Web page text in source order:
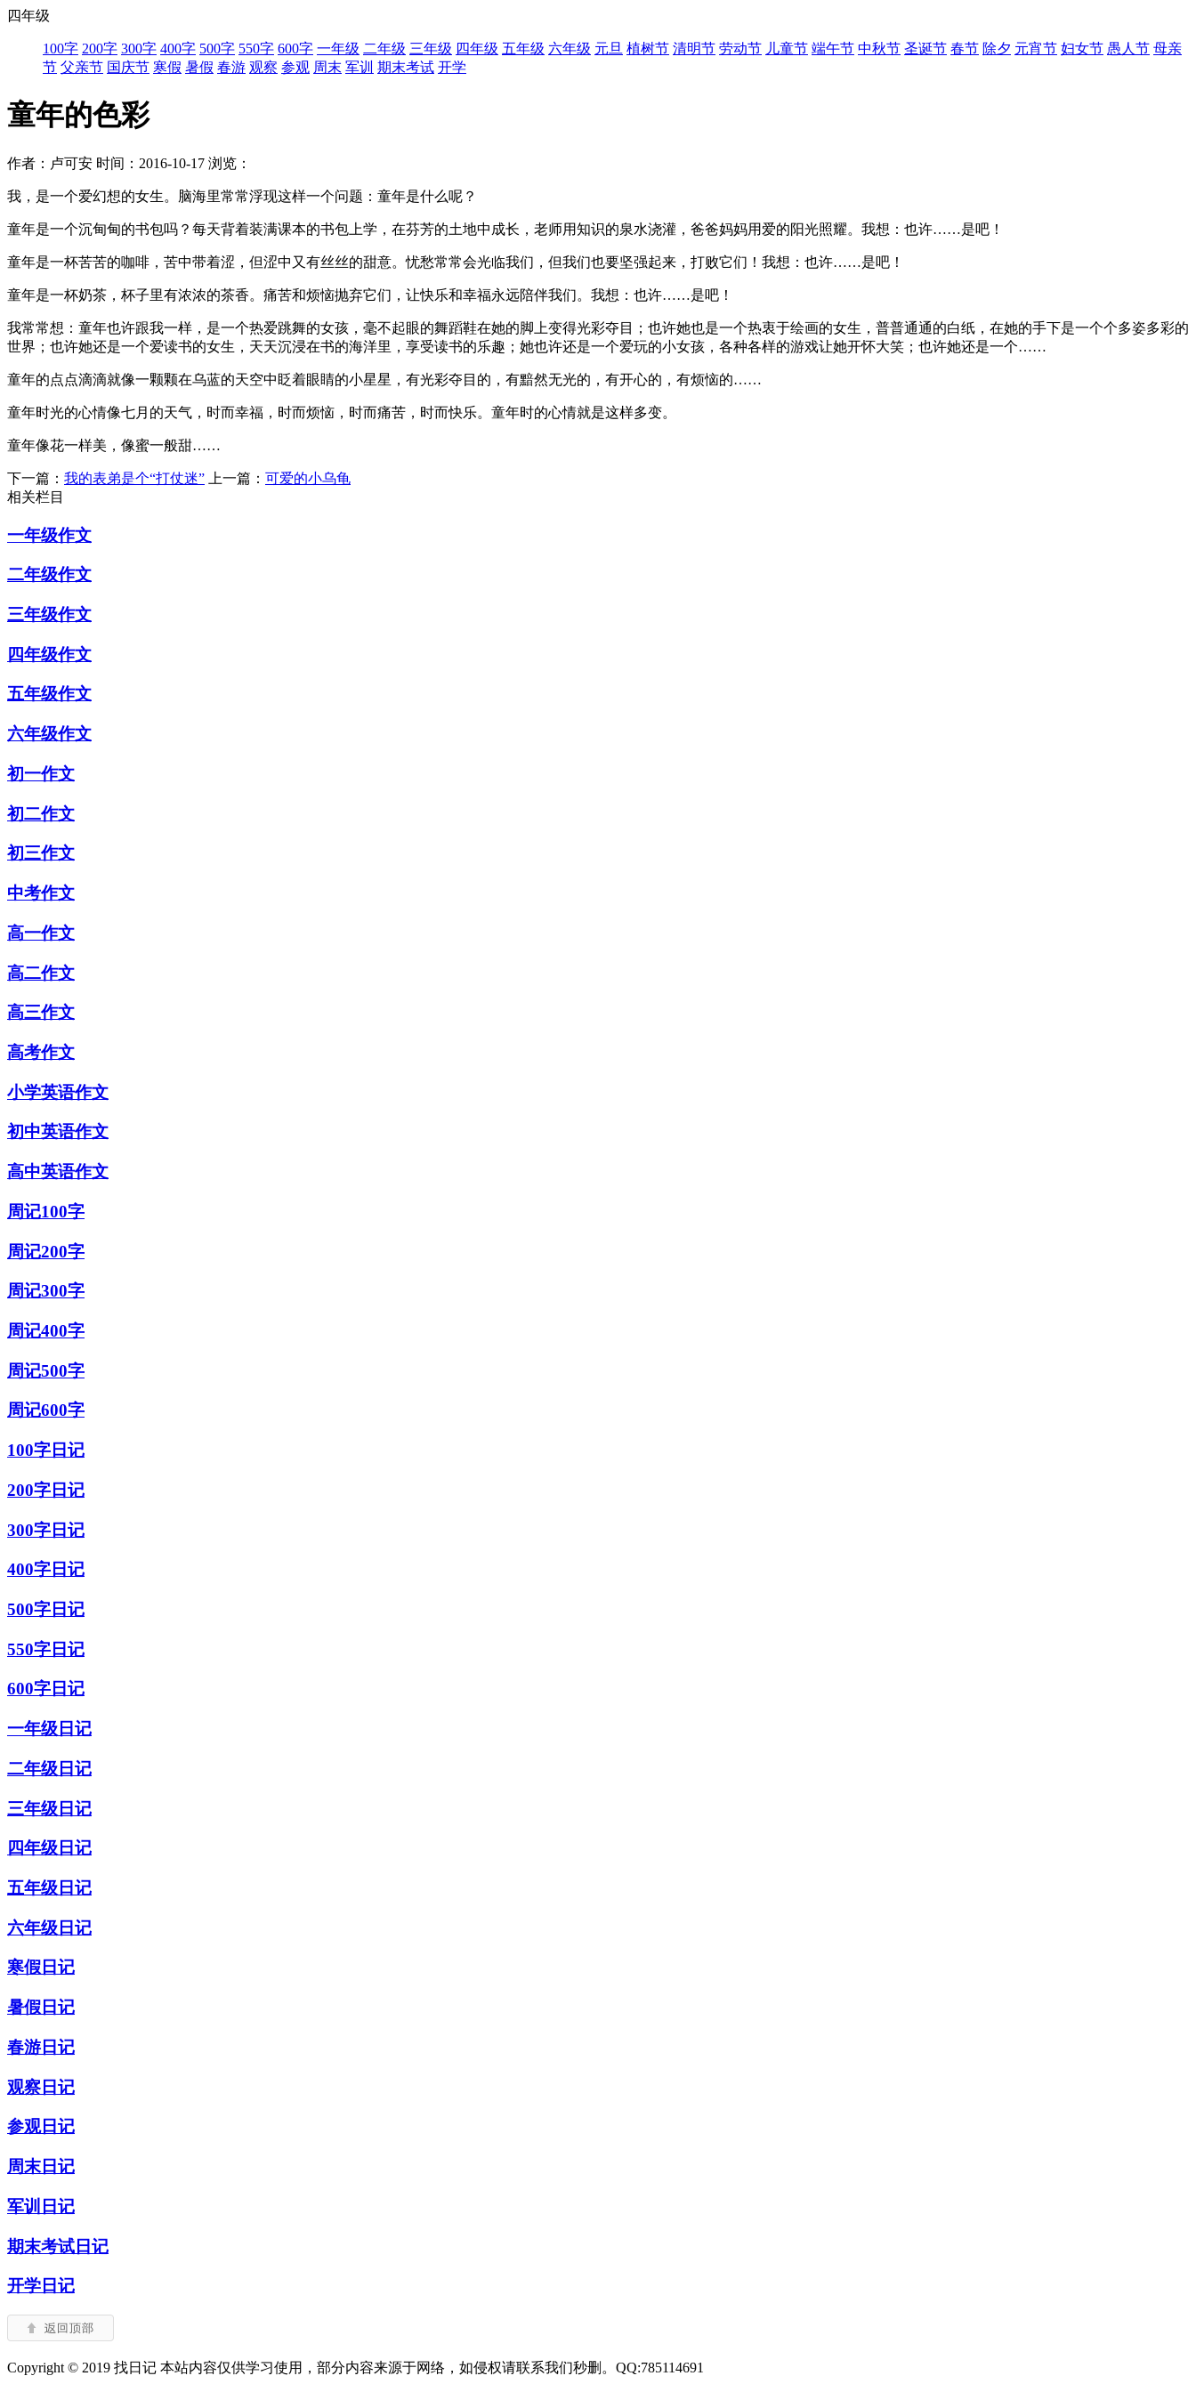
四年级
100字 200字 300字 400字 500字 550字 600字 一年级 二年级 三年级 四年级 五年级 六年级 元旦 植树节 清明节 劳动节 儿童节 端午节 中秋节 圣诞节 春节 除夕 元宵节 妇女节 愚人节 母亲
节 父亲节 国庆节 寒假 暑假 春游 观察 参观 周末 军训 期末考试 开学
童年的色彩
作者：卢可安 时间：2016-10-17 浏览：
我，是一个爱幻想的女生。脑海里常常浮现这样一个问题：童年是什么呢？
童年是一个沉甸甸的书包吗？每天背着装满课本的书包上学，在芬芳的土地中成长，老师用知识的泉水浇灌，爸爸妈妈用爱的阳光照耀。我想：也许……是吧！
童年是一杯苦苦的咖啡，苦中带着涩，但涩中又有丝丝的甜意。忧愁常常会光临我们，但我们也要坚强起来，打败它们！我想：也许……是吧！
童年是一杯奶茶，杯子里有浓浓的茶香。痛苦和烦恼抛弃它们，让快乐和幸福永远陪伴我们。我想：也许……是吧！
我常常想：童年也许跟我一样，是一个热爱跳舞的女孩，毫不起眼的舞蹈鞋在她的脚上变得光彩夺目；也许她也是一个热衷于绘画的女生，普普通通的白纸，在她的手下是一个个多姿多彩的
世界；也许她还是一个爱读书的女生，天天沉浸在书的海洋里，享受读书的乐趣；她也许还是一个爱玩的小女孩，各种各样的游戏让她开怀大笑；也许她还是一个……
童年的点点滴滴就像一颗颗在乌蓝的天空中眨着眼睛的小星星，有光彩夺目的，有黯然无光的，有开心的，有烦恼的……
童年时光的心情像七月的天气，时而幸福，时而烦恼，时而痛苦，时而快乐。童年时的心情就是这样多变。
童年像花一样美，像蜜一般甜……
下一篇： 我的表弟是个“打仗迷” 上一篇： 可爱的小乌龟
相关栏目
一年级作文
二年级作文
三年级作文
四年级作文
五年级作文
六年级作文
初一作文
初二作文
初三作文
中考作文
高一作文
高二作文
高三作文
高考作文
小学英语作文
初中英语作文
高中英语作文
周记100字
周记200字
周记300字
周记400字
周记500字
周记600字
100字日记
200字日记
300字日记
400字日记
500字日记
550字日记
600字日记
一年级日记
二年级日记
三年级日记
四年级日记
五年级日记
六年级日记
寒假日记
暑假日记
春游日记
观察日记
参观日记
周末日记
军训日记
期末考试日记
开学日记
Copyright © 2019 找日记 本站内容仅供学习使用，部分内容来源于网络，如侵权请联系我们秒删。QQ:785114691